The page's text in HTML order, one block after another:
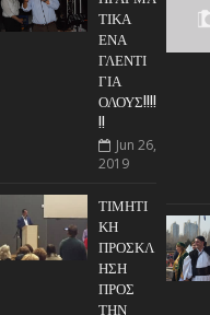
ΤΙΚΑ
ΕΝΑ
ΓΛΕΝΤΙ
ΓΙΑ
ΟΛΟΥΣ!!!!
!!
Jun 26,
2019
ΤΙΜΗΤΙ
ΚΗ
ΠΡΟΣΚΛ
ΗΣΗ
ΠΡΟΣ
ΤΗΝ